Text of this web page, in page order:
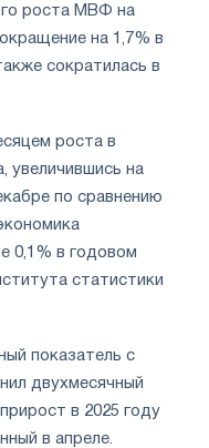
роста МВФ на
на 1,7% в
сократилась в
роста в
увеличившись на
по сравнению
0,1% в годовом
статистики
показатель с
двухмесячный
в 2025 году
в апреле.